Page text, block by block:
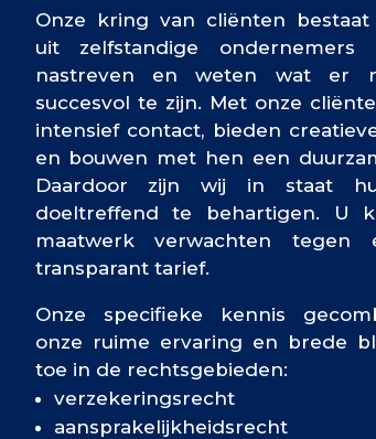
Onze kring van cliënten bestaat
uit zelfstandige ondernemers
nastreven en weten wat er
succesvol te zijn. Met onze
intensief contact, bieden
en bouwen met hen een
Daardoor zijn wij in staat
doeltreffend te behartigen. U
maatwerk verwachten
transparant tarief.
Onze specifieke kennis
onze ruime ervaring en brede
toe in de rechtsgebieden:
verzekeringsrecht
aansprakelijkheidsrecht